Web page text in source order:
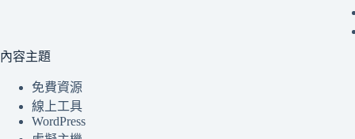
內容主題
免費資源
線上工具
WordPress